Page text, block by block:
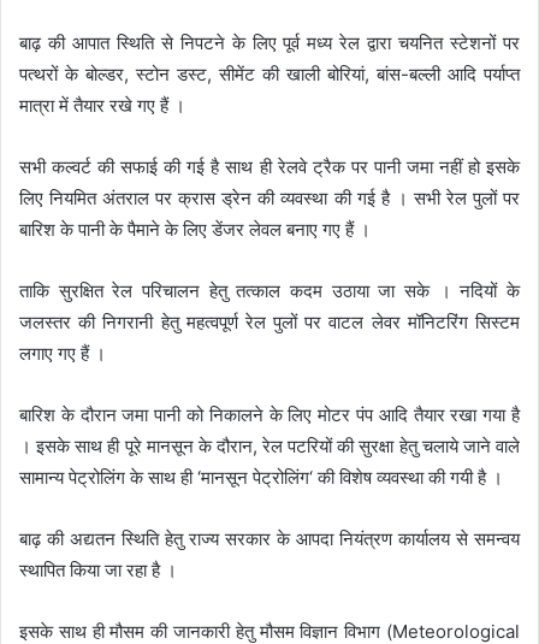
बाढ़ की आपात स्थिति से निपटने के लिए पूर्व मध्य रेल द्वारा चयनित स्टेशनों पर
पत्थरों के बोल्डर, स्टोन डस्ट, सीमेंट की खाली बोरियां, बांस-बल्ली आदि पर्याप्त
मात्रा में तैयार रखे गए हैं ।
सभी कल्वर्ट की सफाई की गई है साथ ही रेलवे ट्रैक पर पानी जमा नहीं हो इसके
लिए नियमित अंतराल पर क्रास ड्रेन की व्यवस्था की गई है । सभी रेल पुलों पर
बारिश के पानी के पैमाने के लिए डेंजर लेवल बनाए गए हैं ।
ताकि सुरक्षित रेल परिचालन हेतु तत्काल कदम उठाया जा सके । नदियों के
जलस्तर की निगरानी हेतु महत्वपूर्ण रेल पुलों पर वाटल लेवर मॉनिटरिंग सिस्टम
लगाए गए हैं ।
बारिश के दौरान जमा पानी को निकालने के लिए मोटर पंप आदि तैयार रखा गया है
। इसके साथ ही पूरे मानसून के दौरान, रेल पटरियों की सुरक्षा हेतु चलाये जाने वाले
सामान्य पेट्रोलिंग के साथ ही ‘मानसून पेट्रोलिंग‘ की विशेष व्यवस्था की गयी है ।
बाढ़ की अद्यतन स्थिति हेतु राज्य सरकार के आपदा नियंत्रण कार्यालय से समन्वय
स्थापित किया जा रहा है ।
इसके साथ ही मौसम की जानकारी हेतु मौसम विज्ञान विभाग (Meteorological